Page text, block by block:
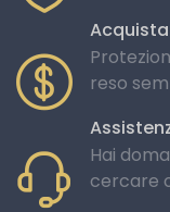
reso
Hai
cercare